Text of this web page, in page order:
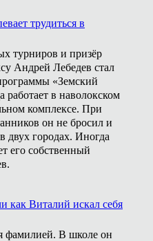
трудиться в
турниров и призёр
Андрей Лебедев стал
«Земский
работает в наволокском
комплексе. При
он не бросил и
двух городах. Иногда
его собственный
как Виталий искал себя
фамилией. В школе он